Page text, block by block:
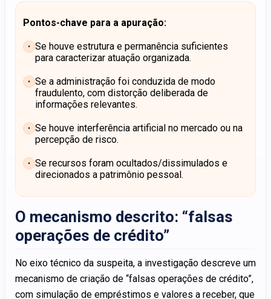
Pontos-chave para a apuração:
Se houve estrutura e permanência suficientes
para caracterizar atuação organizada.
Se a administração foi conduzida de modo
fraudulento, com distorção deliberada de
informações relevantes.
Se houve interferência artificial no mercado ou na
percepção de risco.
Se recursos foram ocultados/dissimulados e
direcionados a patrimônio pessoal.
O mecanismo descrito: “falsas
operações de crédito”
No eixo técnico da suspeita, a investigação descreve um
mecanismo de criação de “falsas operações de crédito”,
com simulação de empréstimos e valores a receber, que